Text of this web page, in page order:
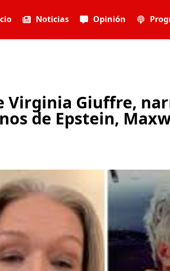
Noticias Opinión
Virginia Giuffre,
de Epstein,